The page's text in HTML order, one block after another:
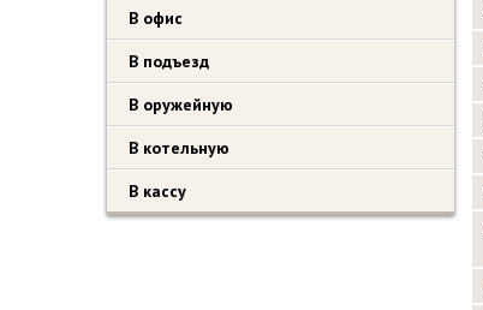
В офис
В подъезд
В оружейную
В котельную
В кассу